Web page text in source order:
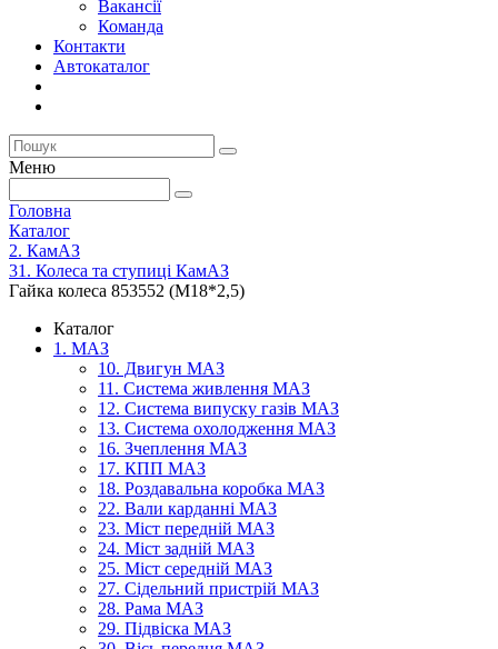
Вакансії
Команда
Контакти
Автокаталог
Меню
Головна
Каталог
2. КамАЗ
31. Колеса та ступиці КамАЗ
Гайка колеса 853552 (М18*2,5)
Каталог
1. МАЗ
10. Двигун МАЗ
11. Система живлення МАЗ
12. Система випуску газів МАЗ
13. Система охолодження МАЗ
16. Зчеплення МАЗ
17. КПП МАЗ
18. Роздавальна коробка МАЗ
22. Вали карданні МАЗ
23. Міст передній МАЗ
24. Міст задній МАЗ
25. Міст середній МАЗ
27. Сідельний пристрій МАЗ
28. Рама МАЗ
29. Підвіска МАЗ